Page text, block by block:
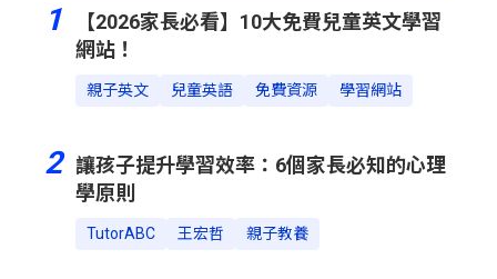
1
【2026家長必看】10大免費兒童英文學習
網站！
親子英文 兒童英語 免費資源 學習網站
2
讓孩子提升學習效率：6個家長必知的心理
學原則
TutorABC 王宏哲 親子教養